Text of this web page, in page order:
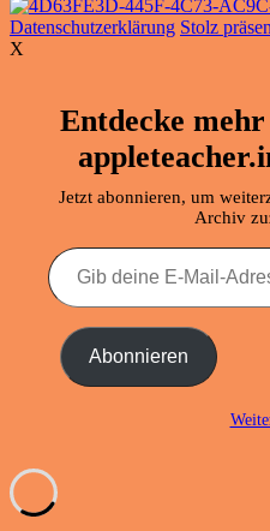
Datenschutzerklärung Stolz
X
Entdecke
Jetzt abonnieren, um
Archiv
Gib
deine
E-
Adresse
ein ... Abonnieren